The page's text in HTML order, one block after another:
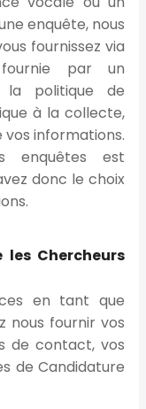
enquête, nous
fournissez via
par un
la politique de
à la collecte,
vos informations.
enquêtes est
donc le choix
les Chercheurs
en tant que
nous fournir vos
de contact, vos
de Candidature